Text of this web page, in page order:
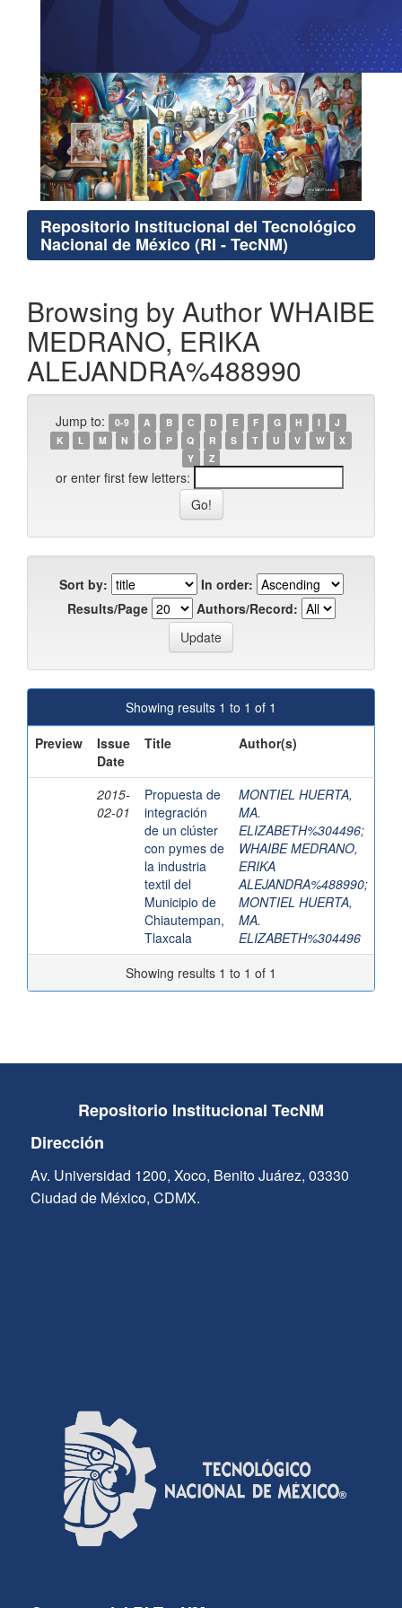
Repositorio Institucional del Tecnológico
Nacional de México (RI - TecNM)
Browsing by Author WHAIBE
MEDRANO, ERIKA
ALEJANDRA%488990
Jump to: 0-9 A B C D E F G H I
J
K
L M N O P Q R S T U V W
X
Y
Z
or enter first few letters:
Sort by:
In order:
Results/Page
Authors/Record:
Showing results 1 to 1 of 1
Preview
Issue
Date
Title Author(s)
2015-
02-01
Propuesta de
integración
de un clúster
con pymes de
la industria
textil del
Municipio de
Chiautempan,
Tlaxcala
MONTIEL HUERTA,
MA.
ELIZABETH%304496;
WHAIBE MEDRANO,
ERIKA
ALEJANDRA%488990;
MONTIEL HUERTA,
MA.
ELIZABETH%304496
Showing results 1 to 1 of 1
Repositorio Institucional TecNM
Dirección
Av. Universidad 1200, Xoco, Benito Juárez, 03330
Ciudad de México, CDMX.